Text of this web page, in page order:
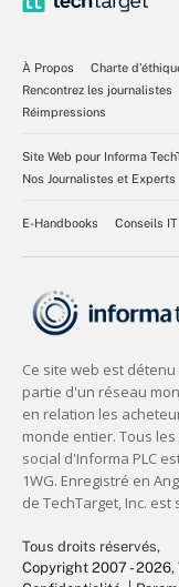
À Propos
Charte
Rencontrez les journalistes
Réimpressions
Site Web pour Informa
Nos Journalistes et Experts
E-Handbooks Conseils IT
Tous droits réservés,
Copyright 2007 - 2026,